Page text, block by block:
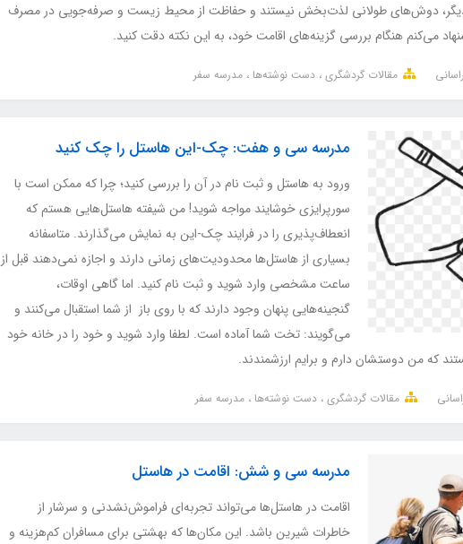
دیگر، دوش‌های طولانی لذت‌بخش نیستند و حفاظت از محیط زیست و صرفه‌جویی در مصرف
می‌کنم هنگام بررسی گزینه‌های اقامت خود، به این نکته دقت کنید.
مقالات گردشگری دست نوشته‌ها مدرسه سفر
مدرسه سی و هفت: چک-‌این هاستل را چک کنید
ورود به هاستل و ثبت نام در آن را بررسی کنید؛ چرا که ممکن است با
سورپرایزی خوشایند مواجه شوید! من شیفته هاستل‌هایی هستم که
انعطاف‌پذیری را در فرایند چک-این به نمایش می‌گذارند. متاسفانه
بسیاری از هاستل‌ها محدودیت‌های زمانی دارند و اجازه نمی‌دهند قبل از
ساعت مشخصی وارد شوید و ثبت نام کنید. اما گاهی اوقات،
گنجینه‌هایی پنهان وجود دارند که با روی باز از شما استقبال می‌کنند و
می‌گویند: تخت شما آماده است. لطفا وارد شوید و خود را در خانه خود
که من دوستشان دارم و برایم ارزشمندند.
مقالات گردشگری دست نوشته‌ها مدرسه سفر
مدرسه سی و شش: اقامت در هاستل
اقامت در هاستل‌ها می‌تواند تجربه‌ای فراموش‌نشدنی و سرشار از
خاطرات شیرین باشد. این مکان‌ها که بهشتی برای مسافران کم‌هزینه و